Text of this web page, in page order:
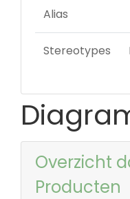
Alias
Stereotypes
Overzicht
Producten